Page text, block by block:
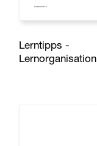
Lerntipps -
Lernorganisation